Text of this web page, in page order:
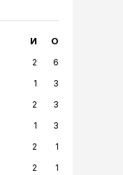
И О
2
6
1
3
2
3
1
3
2
1
2
1